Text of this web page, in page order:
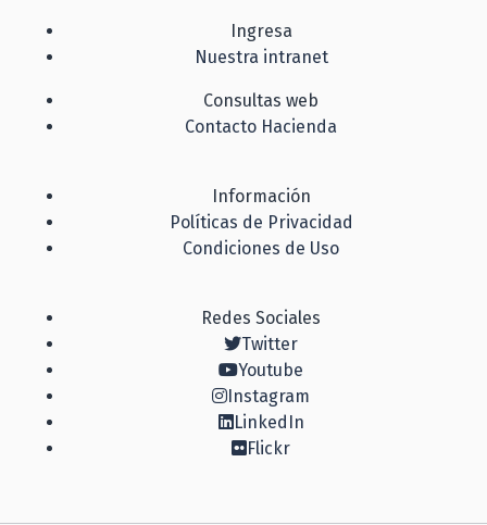
Ingresa
Nuestra intranet
Consultas web
Contacto Hacienda
Información
Políticas de Privacidad
Condiciones de Uso
Redes Sociales
Twitter
Youtube
Instagram
LinkedIn
Flickr